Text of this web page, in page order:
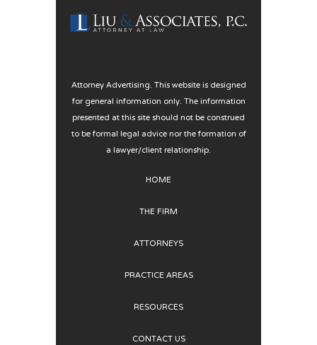
Attorney Advertising. This website is designed
for general information only. The information
presented at this site should not be construed
to be formal legal advice nor the formation of
a lawyer/client relationship.
HOME
THE FIRM
ATTORNEYS
PRACTICE AREAS
RESOURCES
CONTACT US